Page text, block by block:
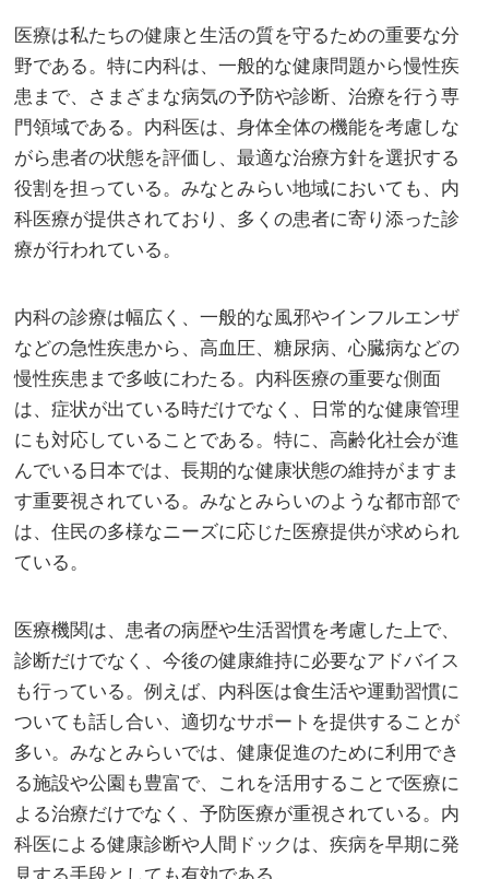
医療は私たちの健康と生活の質を守るための重要な分
野である。特に内科は、一般的な健康問題から慢性疾
患まで、さまざまな病気の予防や診断、治療を行う専
門領域である。内科医は、身体全体の機能を考慮しな
がら患者の状態を評価し、最適な治療方針を選択する
役割を担っている。みなとみらい地域においても、内
科医療が提供されており、多くの患者に寄り添った診
療が行われている。
内科の診療は幅広く、一般的な風邪やインフルエンザ
などの急性疾患から、高血圧、糖尿病、心臓病などの
慢性疾患まで多岐にわたる。内科医療の重要な側面
は、症状が出ている時だけでなく、日常的な健康管理
にも対応していることである。特に、高齢化社会が進
んでいる日本では、長期的な健康状態の維持がますま
す重要視されている。みなとみらいのような都市部で
は、住民の多様なニーズに応じた医療提供が求められ
ている。
医療機関は、患者の病歴や生活習慣を考慮した上で、
診断だけでなく、今後の健康維持に必要なアドバイス
も行っている。例えば、内科医は食生活や運動習慣に
ついても話し合い、適切なサポートを提供することが
多い。みなとみらいでは、健康促進のために利用でき
る施設や公園も豊富で、これを活用することで医療に
よる治療だけでなく、予防医療が重視されている。内
科医による健康診断や人間ドックは、疾病を早期に発